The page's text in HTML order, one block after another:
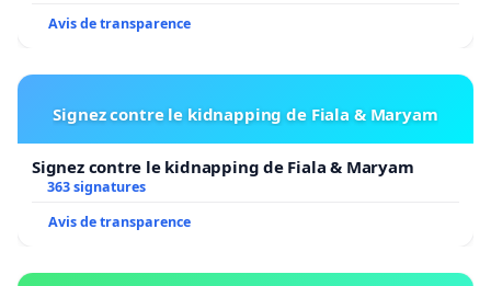
Avis de transparence
Signez contre le kidnapping de Fiala & Maryam
Signez contre le kidnapping de Fiala & Maryam
363 signatures
Avis de transparence